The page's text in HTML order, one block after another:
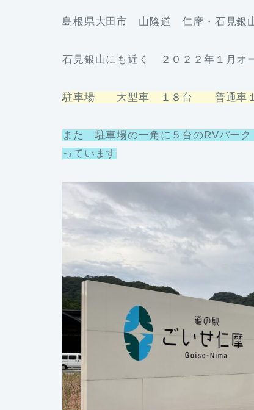
島根県大田市 山陰道 仁摩・石見銀
石見銀山にも近く ２０２２年１月オ
駐車場 大型車 １８台 普通車１
また 駐車場の一角に５台のRVパー
っています